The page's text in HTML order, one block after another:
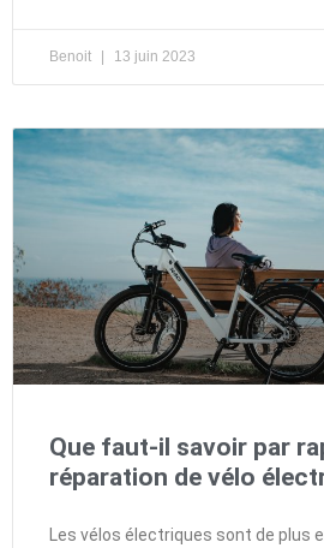
Benoit 13 juin 2023
Que faut-il savoir par
réparation de vélo
Les vélos électriques sont de plus